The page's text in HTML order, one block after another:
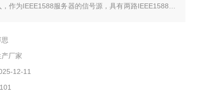
作为IEEE1588服务器的信号源，具有两路IEEE1588高
产厂家
12-11